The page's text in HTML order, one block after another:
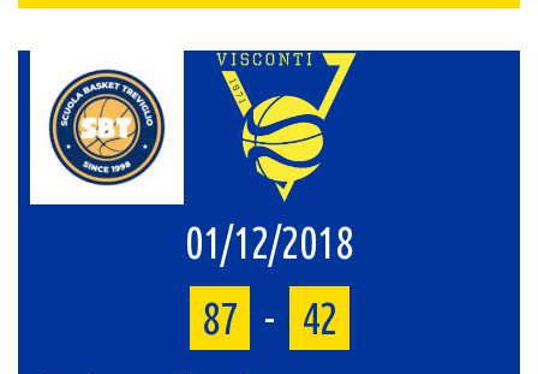
01/12/2018
87 -
42